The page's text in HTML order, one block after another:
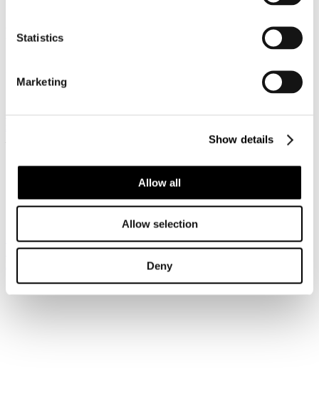
Statistics
Marketing
Show details
Allow all
Allow selection
Deny
Provincia Autonoma di Trento
MASTER DI I LIVELLO
Sei qui:
Formazione, master e università
Master del turismo
Iscriviti alla newsletter
Risparmia con le nostre convenzioni